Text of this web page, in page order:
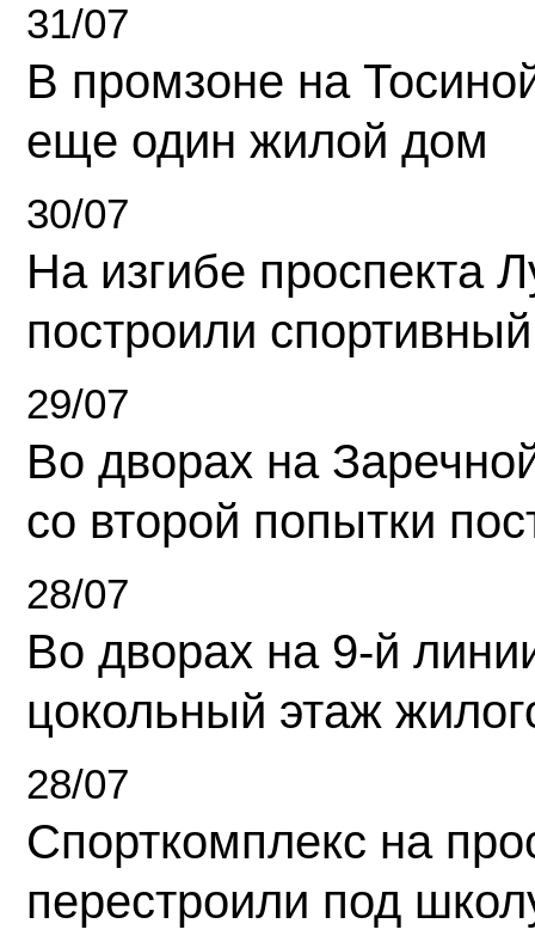
31/07
В промзоне на
еще один жилой дом
30/07
На изгибе проспекта
построили
29/07
Во дворах на
со второй попытки
28/07
Во дворах на 9-й
цокольный этаж
28/07
Спорткомплекс на
перестроили под